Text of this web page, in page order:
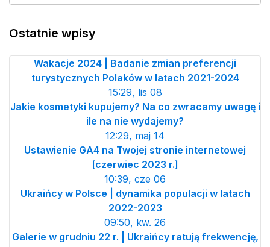
Ostatnie wpisy
Wakacje 2024 | Badanie zmian preferencji
turystycznych Polaków w latach 2021-2024
15:29, lis 08
Jakie kosmetyki kupujemy? Na co zwracamy uwagę i
ile na nie wydajemy?
12:29, maj 14
Ustawienie GA4 na Twojej stronie internetowej
[czerwiec 2023 r.]
10:39, cze 06
Ukraińcy w Polsce | dynamika populacji w latach
2022-2023
09:50, kw. 26
Galerie w grudniu 22 r. | Ukraińcy ratują frekwencję,